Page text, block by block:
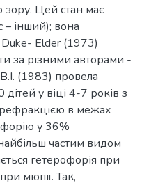
зору. Цей стан має
– інший); вона
Duke- Elder (1973)
за різними авторами -
(1983) провела
у віці 4-7 років з
в межах
у 36%
частим видом
гетерофорія при
міопії. Так,